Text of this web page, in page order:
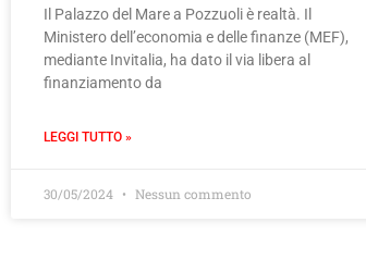
Il Palazzo del Mare a Pozzuoli è realtà. Il
Ministero dell’economia e delle finanze (MEF),
mediante Invitalia, ha dato il via libera al
finanziamento da
LEGGI TUTTO »
30/05/2024 Nessun commento